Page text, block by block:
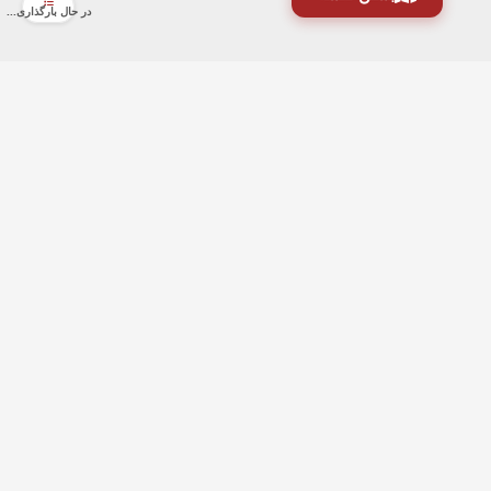
در حال بارگذاری...